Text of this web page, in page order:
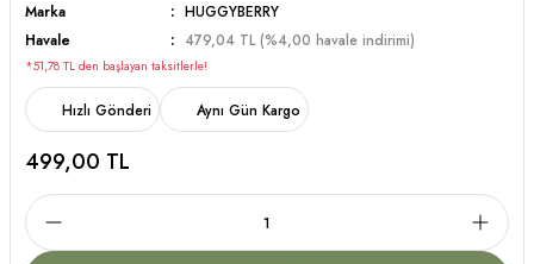
Marka
HUGGYBERRY
Havale
479,04 TL (%4,00 havale indirimi)
*51,78 TL den başlayan taksitlerle!
Hızlı Gönderi Aynı Gün Kargo
499,00 TL